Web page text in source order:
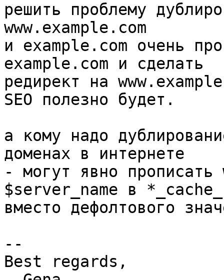
решить проблему
www.example.com
и example.com очень
example.com и сделать
редирект на
SEO полезно будет.
а кому надо
доменах в интернете
- могут явно прописать
$server_name в
вместо дефолтового
--
Best regards,